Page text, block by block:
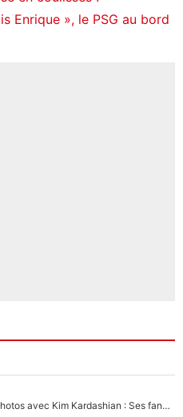
Enrique », le PSG au bord
Lewis Hamilton poste de nouvelles photos avec Kim Kardashian : Ses fans le voient déjà redevenir champion du monde de F1 grâce à elle !